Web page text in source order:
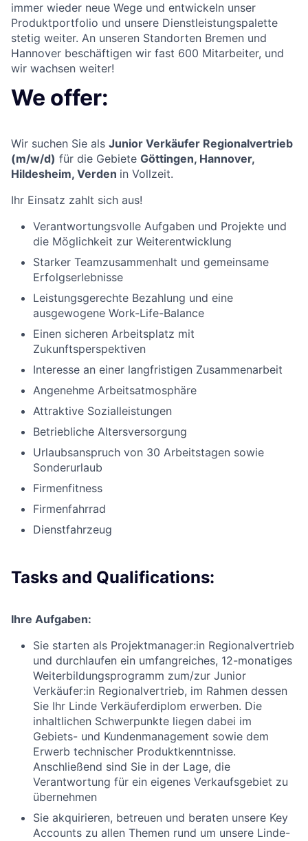
immer wieder neue Wege und entwickeln unser
Produktportfolio und unsere Dienstleistungspalette
stetig weiter. An unseren Standorten Bremen und
Hannover beschäftigen wir fast 600 Mitarbeiter, und
wir wachsen weiter!
We offer:
Wir suchen Sie als Junior Verkäufer Regionalvertrieb
(m/w/d) für die Gebiete Göttingen, Hannover,
Hildesheim, Verden in Vollzeit.
Ihr Einsatz zahlt sich aus!
Verantwortungsvolle Aufgaben und Projekte und
die Möglichkeit zur Weiterentwicklung
Starker Teamzusammenhalt und gemeinsame
Erfolgserlebnisse
Leistungsgerechte Bezahlung und eine
ausgewogene Work-Life-Balance
Einen sicheren Arbeitsplatz mit
Zukunftsperspektiven
Interesse an einer langfristigen Zusammenarbeit
Angenehme Arbeitsatmosphäre
Attraktive Sozialleistungen
Betriebliche Altersversorgung
Urlaubsanspruch von 30 Arbeitstagen sowie
Sonderurlaub
Firmenfitness
Firmenfahrrad
Dienstfahrzeug
Tasks and Qualifications:
Ihre Aufgaben:
Sie starten als Projektmanager:in Regionalvertrieb
und durchlaufen ein umfangreiches, 12-monatiges
Weiterbildungsprogramm zum/zur Junior
Verkäufer:in Regionalvertrieb, im Rahmen dessen
Sie Ihr Linde Verkäuferdiplom erwerben. Die
inhaltlichen Schwerpunkte liegen dabei im
Gebiets- und Kundenmanagement sowie dem
Erwerb technischer Produktkenntnisse.
Anschließend sind Sie in der Lage, die
Verantwortung für ein eigenes Verkaufsgebiet zu
übernehmen
Sie akquirieren, betreuen und beraten unsere Key
Accounts zu allen Themen rund um unsere Linde-